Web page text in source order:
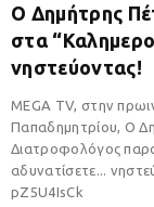
Ο Δημήτρης
στα
νηστεύοντας!
MEGA TV, στην
Παπαδημητρίου, Ο
Διατροφολόγος
αδυνατίσετε...
pZ5U4IsCk